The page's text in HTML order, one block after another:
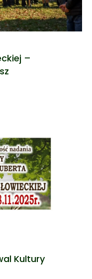
–
Kultury